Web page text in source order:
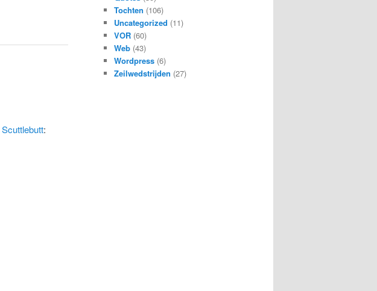
Scuttlebutt:
Tochten (106)
Uncategorized (11)
VOR (60)
Web (43)
Wordpress (6)
Zeilwedstrijden (27)